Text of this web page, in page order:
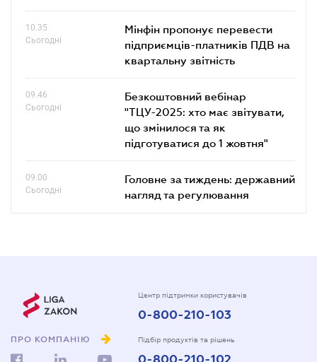
10.35
Сьогодні
Мінфін пропонує перевести
підприємців-платників ПДВ на
квартальну звітність
09.46
Сьогодні
Безкоштовний вебінар
"ТЦУ-2025: хто має звітувати,
що змінилося та як
підготуватися до 1 жовтня"
09.00
Сьогодні
Головне за тиждень: державний
нагляд та регулювання
ПРО КОМПАНІЮ
Центр підтримки користувачів
0-800-210-103
Підбір продуктів та рішень
0-800-210-102